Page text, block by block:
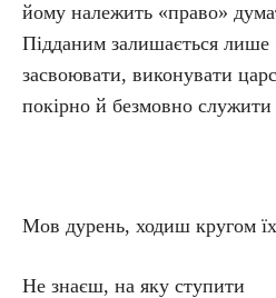
йому належить «право»
Підданим залишається лише
засвоювати, виконувати
покірно й безмовно
Мов дурень, ходиш кругом їх
Не знаєш, на яку ступити